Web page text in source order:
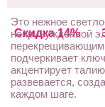
Скидка 14%
Это нежное
непринужденной
подчеркивает
акцентирует
развевается,
каждом шаге.